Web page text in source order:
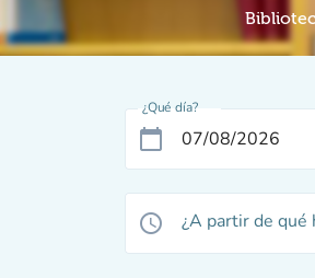
¿Qué día?
calendar_today
access_time ¿A partir de qué